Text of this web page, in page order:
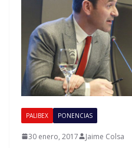
PALIBEX PONENCIAS
30 enero, 2017 Jaime Colsa